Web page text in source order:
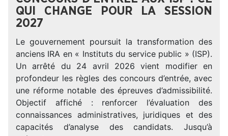
QUI CHANGE POUR LA SESSION
2027
Le gouvernement poursuit la transformation des
anciens IRA en « Instituts du service public » (ISP).
Un arrêté du 24 avril 2026 vient modifier en
profondeur les règles des concours d’entrée, avec
une réforme notable des épreuves d’admissibilité.
Objectif affiché : renforcer l’évaluation des
connaissances administratives, juridiques et des
capacités d’analyse des candidats. Jusqu’à